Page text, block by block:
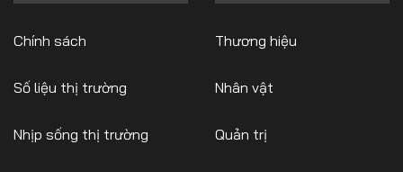
Chính sách
Số liệu thị trường
Nhịp sống thị trường
Thương hiệu
Nhân vật
Quản trị